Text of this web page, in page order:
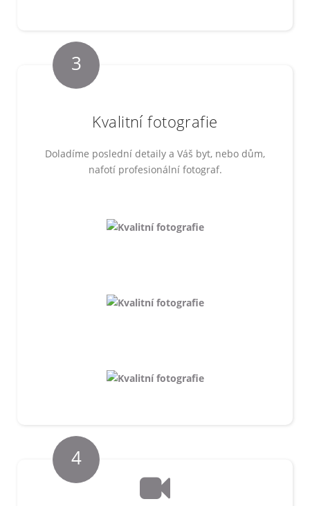
3
Kvalitní fotografie
Doladíme poslední detaily a Váš byt, nebo dům,
nafotí profesionální fotograf.
4